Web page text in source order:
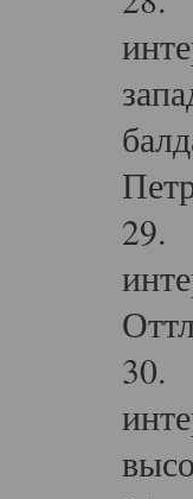
29.
30.